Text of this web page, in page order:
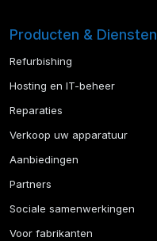
Producten & Diensten
Refurbishing
Hosting en IT-beheer
Reparaties
Verkoop uw apparatuur
Aanbiedingen
Partners
Sociale samenwerkingen
Voor fabrikanten